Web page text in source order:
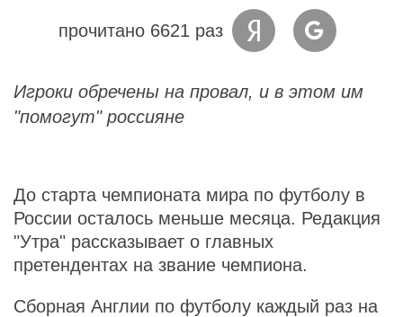
прочитано 6621 раз
Игроки обречены на провал, и в этом им
"помогут" россияне
До старта чемпионата мира по футболу в
России осталось меньше месяца. Редакция
"Утра" рассказывает о главных
претендентах на звание чемпиона.
Сборная Англии по футболу каждый раз на